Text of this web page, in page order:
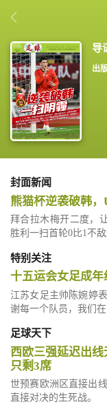
出
封面新闻
熊猫杯逆袭破韩
拜合拉木梅开二度，
胜利一扫首轮0比1不
特别关注
十五运会女足成
江苏女足主帅陈婉婷
谢每一个队员，我们
足球天下
西欧三强延迟出
只剩3席
世预赛欧洲区直接出
直接对决的生死战。